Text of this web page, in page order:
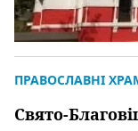
Свято-
ПРАВОСЛАВНІ